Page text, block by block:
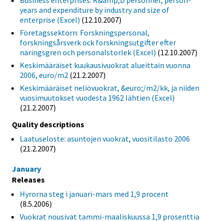
years and expenditure by industry and size of
enterprise (Excel) (12.10.2007)
Företagssektorn: Forskningspersonal,
forskningsårsverk ock forskningsutgifter efter
näringsgren och personalstorlek (Excel) (12.10.2007)
Keskimääräiset kuukausivuokrat alueittain vuonna
2006, euro/m2 (21.2.2007)
Keskimääräiset neliövuokrat, &euro;/m2/kk, ja niiden
vuosimuutokset vuodesta 1962 lähtien (Excel)
(21.2.2007)
Quality descriptions
Laatuseloste: asuntojen vuokrat, vuositilasto 2006
(21.2.2007)
January
Releases
Hyrorna steg i januari-mars med 1,9 procent
(8.5.2006)
Vuokrat nousivat tammi-maaliskuussa 1,9 prosenttia